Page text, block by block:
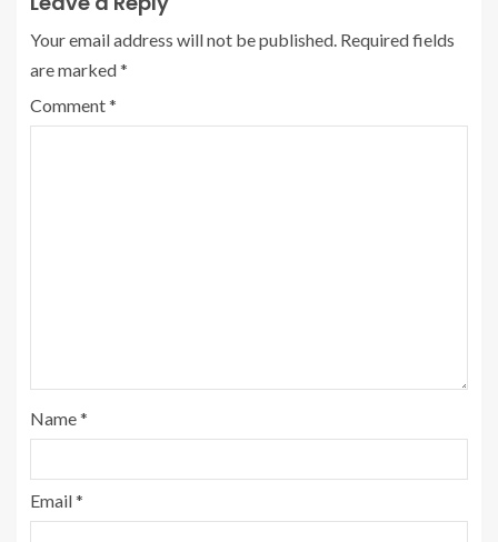
Your email address will not be published. Required fields
are marked*
Comment*
Name*
Email*